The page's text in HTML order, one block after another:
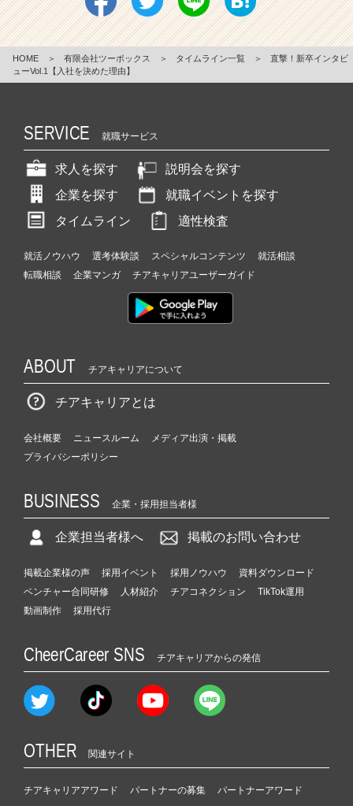
HOME ＞ 有限会社ツーボックス ＞ タイムライン一覧 ＞
直撃！新卒インタビ
ューVol.1【入社を決めた理由】
SERVICE 就職サービス
求人を探す
説明会を探す
企業を探す
就職イベントを探す
タイムライン
適性検査
就活ノウハウ 選考体験談 スペシャルコンテンツ
就活相談
転職相談
企業マンガ チアキャリアユーザーガイド
ABOUT チアキャリアについて
チアキャリアとは
会社概要 ニュースルーム
メディア出演・掲載
プライバシーポリシー
BUSINESS 企業・採用担当者様
企業担当者様へ 掲載のお問い合わせ
掲載企業様の声 採用イベント 採用ノウハウ
資料ダウンロード
ベンチャー合同研修
人材紹介 チアコネクション
TikTok運用
動画制作
採用代行
CheerCareer SNS チアキャリアからの発信
OTHER 関連サイト
チアキャリアアワード パートナーの募集 パートナーアワード